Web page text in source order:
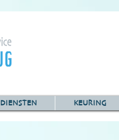
DIENSTEN KEURING